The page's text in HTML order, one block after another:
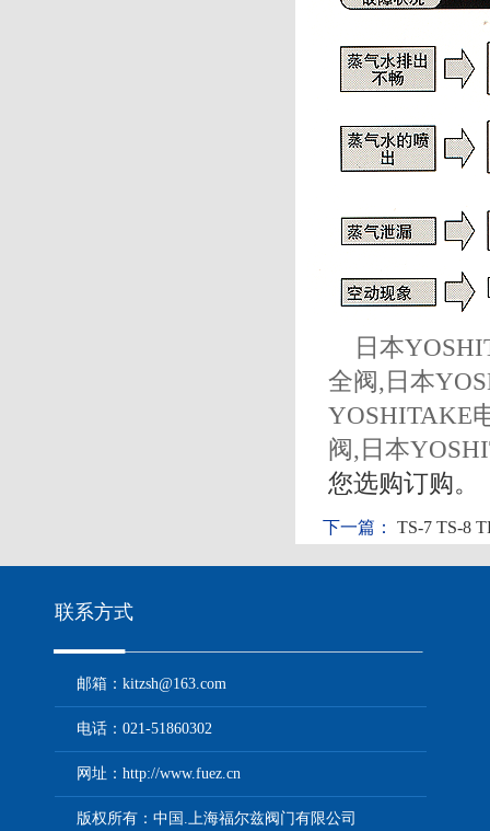
日本
全阀, 日本
YOSHITAKE
阀, 日本
您选购订购。
下一篇： TS-7 TS-8
联系方式
邮箱：kitzsh@163.com
电话：021-51860302
网址：http://www.fuez.cn
版权所有：中国.上海福尔兹阀门有限公司